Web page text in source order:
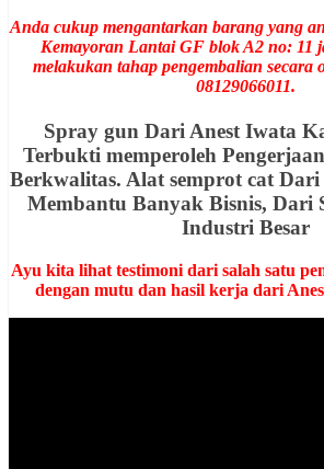
Anda cukup mengantarkan barang yang
Kemayoran Lantai GF blok A2 no: 11
melakukan tahap pengembalian secara
08129066011.
Spray gun Dari Anest Iwata
Terbukti memperoleh
Berkwalitas. Alat semprot cat
Membantu Banyak Bisnis, Dari
Industri Besar
Ayu kita lihat testimoni dari salah satu
dengan mutu dan hasil kerja dari